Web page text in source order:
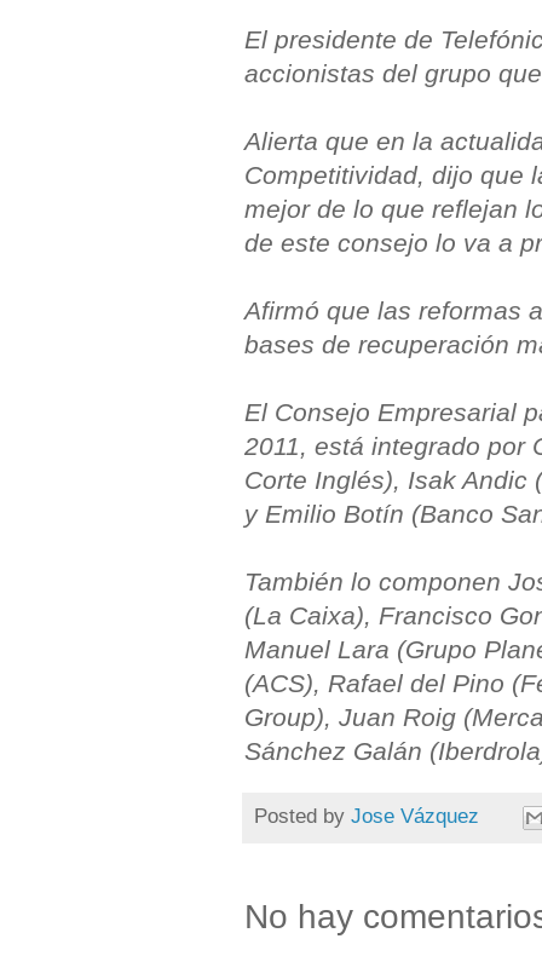
El presidente de
accionistas del grupo
Alierta que en la
Competitividad, dijo que
mejor de lo que reflejan
de este consejo lo va a
Afirmó que las reformas
bases de recuperación
El Consejo Empresarial
2011, está integrado por
Corte Inglés), Isak Andic
y Emilio Botín (Banco
También lo componen
(La Caixa), Francisco
Manuel Lara (Grupo
(ACS), Rafael del Pino
Group), Juan Roig
Sánchez Galán
Posted by Jose Vázquez
No hay